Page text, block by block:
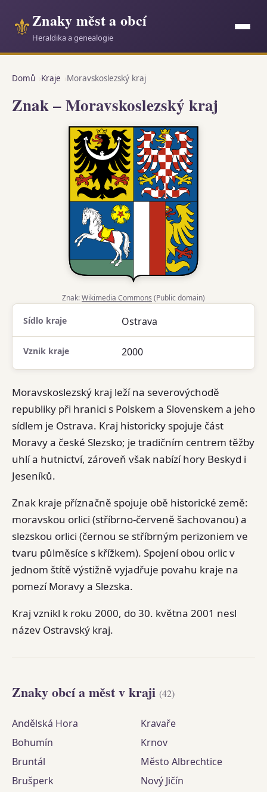
⚜Znaky měst a obcí
Heraldika a genealogie
Domů Kraje Moravskoslezský kraj
Znak – Moravskoslezský kraj
Znak:Wikimedia Commons (Public domain)
Sídlo kraje Ostrava
Vznik kraje 2000
Moravskoslezský kraj leží na severovýchodě
republiky při hranici s Polskem a Slovenskem a jeho
sídlem je Ostrava. Kraj historicky spojuje část
Moravy a české Slezsko; je tradičním centrem těžby
uhlí a hutnictví, zároveň však nabízí hory Beskyd i
Jeseníků.
Znak kraje příznačně spojuje obě historické země:
moravskou orlici (stříbrno-červeně šachovanou) a
slezskou orlici (černou se stříbrným perizoniem ve
tvaru půlměsíce s křížkem). Spojení obou orlic v
jednom štítě výstižně vyjadřuje povahu kraje na
pomezí Moravy a Slezska.
Kraj vznikl k roku 2000, do 30. května 2001 nesl
název Ostravský kraj.
Znaky obcí a měst v kraji (42)
Andělská Hora
Bohumín
Bruntál
Brušperk
Kravaře
Krnov
Město Albrechtice
Nový Jičín